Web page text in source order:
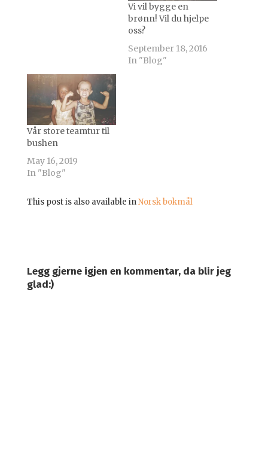
Vi vil bygge en
brønn! Vil du hjelpe
oss?
September 18, 2016
In "Blog"
Vår store teamtur til
bushen
May 16, 2019
In "Blog"
This post is also available inNorsk bokmål
Legg gjerne igjen en kommentar, da blir jeg
glad:)